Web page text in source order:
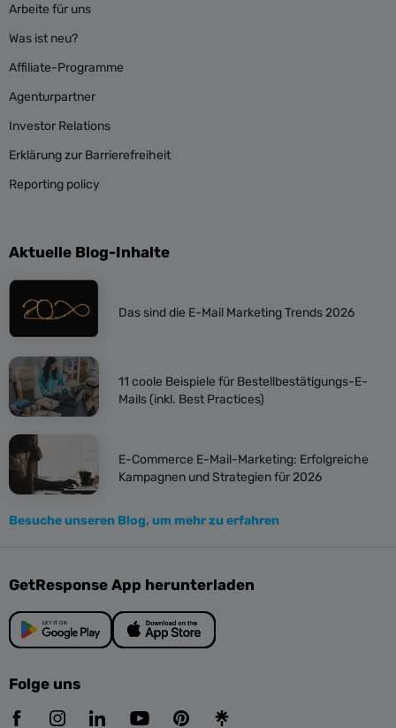
Arbeite für uns
Was ist neu?
Affiliate-Programme
Agenturpartner
Investor Relations
Erklärung zur Barrierefreiheit
Reporting policy
Aktuelle Blog-Inhalte
Das sind die E-Mail Marketing Trends 2026
11 coole Beispiele für Bestellbestätigungs-E-
Mails (inkl. Best Practices)
E-Commerce E-Mail-Marketing: Erfolgreiche
Kampagnen und Strategien für 2026
Besuche unseren Blog, um mehr zu erfahren
GetResponse App herunterladen
Folge uns